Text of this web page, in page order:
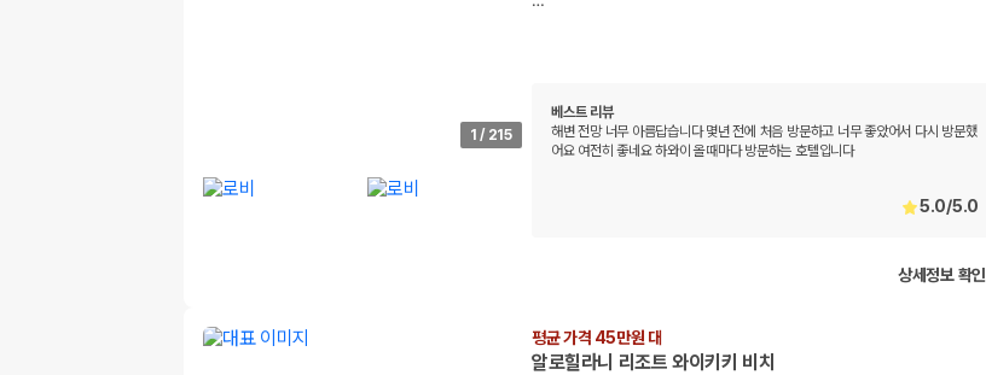
1 / 215
베스트 리뷰
해변 전망 너무 아름답습니다 몇년 전에 처음 방문하고 너무 좋았어서 다시 방문했
어요 여전히 좋네요 하와이 올때마다 방문하는 호텔입니다
5.0/5.0
상세정보 확인
평균 가격 45만원 대
알로힐라니 리조트 와이키키 비치